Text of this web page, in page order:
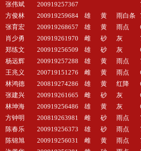
张伟斌 200919257367
方俊林 200919259684 雄 黄 雨白条
张育宏 200919268657 雄 黄 雨点
肖少勇 200919261970 雌 砂 灰
郑练文 200919256509 雄 砂 灰
杨远辉 200919257288 雄 黄 雨点
王兆义 200719151276 雌 黄 雨点
林鸿德 200819274286 雄 黄 红降
张建兴 200919261665 雌 砂 灰
林坤海 200919256486 雄 黄 灰
方钟明 200819263981 雌 砂 雨点
陈春乐 200919256373 雄 砂 雨点
陈锦旭 200919256031 雌 黄 雨点